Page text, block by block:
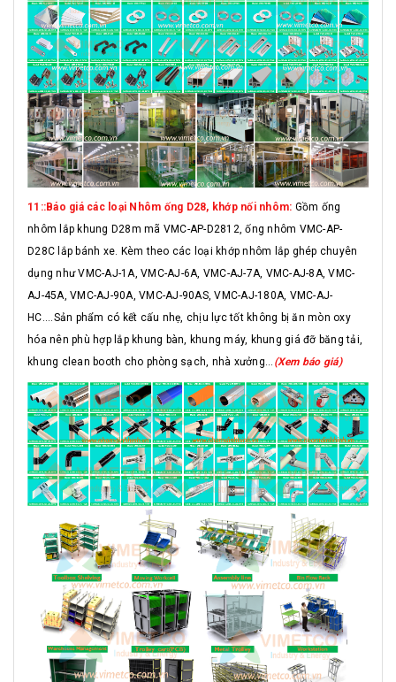
11::Báo giá các loại Nhôm ống D28, khớp nối nhôm: Gồm ống
nhôm lắp khung D28m mã VMC-AP-D2812, ống nhôm VMC-AP-
D28C lắp bánh xe. Kèm theo các loại khớp nhôm lắp ghép chuyên
dụng như VMC-AJ-1A, VMC-AJ-6A, VMC-AJ-7A, VMC-AJ-8A, VMC-
AJ-45A, VMC-AJ-90A, VMC-AJ-90AS, VMC-AJ-180A, VMC-AJ-
HC....Sản phẩm có kết cấu nhẹ, chịu lực tốt không bị ăn mòn oxy
hóa nên phù hợp lắp khung bàn, khung máy, khung giá đỡ băng tải,
khung clean booth cho phòng sạch, nhà xưởng... (Xem báo giá)